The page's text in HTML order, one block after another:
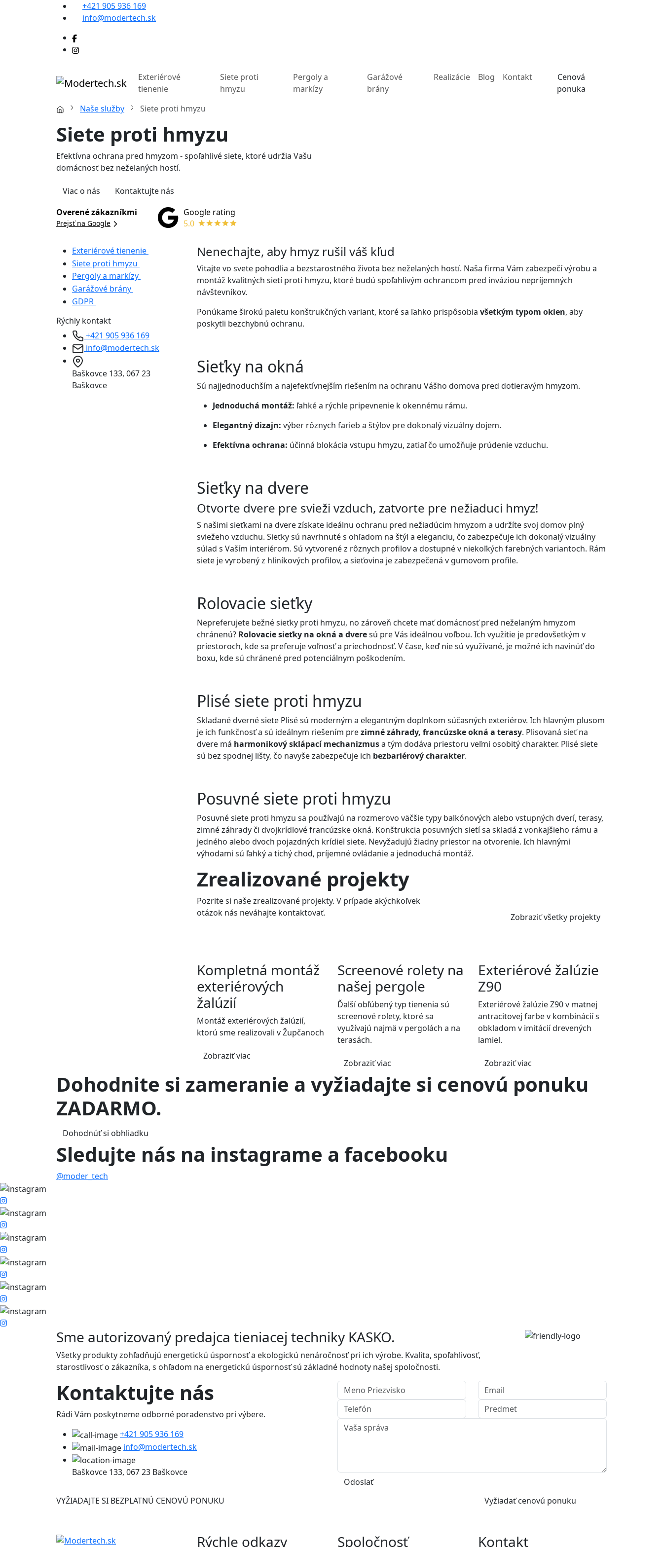
+421 905 936 169
info@modertech.sk
Exteriérové
tienenie
Siete proti
hmyzu
Pergoly a
markízy
Garážové
brány
Realizácie Blog Kontakt
Cenová
ponuka
Naše služby
Siete proti hmyzu
Siete proti hmyzu
Efektívna ochrana pred hmyzom - spoľahlivé siete, ktoré udržia Vašu
domácnosť bez neželaných hostí.
Viac o nás
Kontaktujte nás
Overené zákazníkmi
Prejsť na Google
Google rating
5.0
Exteriérové tienenie
Siete proti hmyzu
Pergoly a markízy
Garážové brány
GDPR
Rýchly kontakt
+421 905 936 169
info@modertech.sk
Baškovce 133, 067 23
Baškovce
Nenechajte, aby hmyz rušil váš kľud
Vitajte vo svete pohodlia a bezstarostného života bez neželaných hostí. Naša firma Vám zabezpečí výrobu a
montáž kvalitných sietí proti hmyzu, ktoré budú spoľahlivým ochrancom pred inváziou nepríjemných
návštevníkov.
Ponúkame širokú paletu konštrukčných variant, ktoré sa ľahko prispôsobia všetkým typom okien, aby
poskytli bezchybnú ochranu.
Sieťky na okná
Sú najjednoduchším a najefektívnejším riešením na ochranu Vášho domova pred dotieravým hmyzom.
Jednoduchá montáž: ľahké a rýchle pripevnenie k okennému rámu.
Elegantný dizajn: výber rôznych farieb a štýlov pre dokonalý vizuálny dojem.
Efektívna ochrana: účinná blokácia vstupu hmyzu, zatiaľ čo umožňuje prúdenie vzduchu.
Sieťky na dvere
Otvorte dvere pre svieži vzduch, zatvorte pre nežiaduci hmyz!
S našimi sieťkami na dvere získate ideálnu ochranu pred nežiadúcim hmyzom a udržíte svoj domov plný
sviežeho vzduchu. Sieťky sú navrhnuté s ohľadom na štýl a eleganciu, čo zabezpečuje ich dokonalý vizuálny
súlad s Vaším interiérom. Sú vytvorené z rôznych profilov a dostupné v niekoľkých farebných variantoch. Rám
siete je vyrobený z hliníkových profilov, a sieťovina je zabezpečená v gumovom profile.
Rolovacie sieťky
Nepreferujete bežné sieťky proti hmyzu, no zároveň chcete mať domácnosť pred neželaným hmyzom
chránenú? Rolovacie sieťky na okná a dveresú pre Vás ideálnou voľbou. Ich využitie je predovšetkým v
priestoroch, kde sa preferuje voľnosť a priechodnosť. V čase, keď nie sú využívané, je možné ich navinúť do
boxu, kde sú chránené pred potenciálnym poškodením.
Plisé siete proti hmyzu
Skladané dverné siete Plisé sú moderným a elegantným doplnkom súčasných exteriérov. Ich hlavným plusom
je ich funkčnosť a sú ideálnym riešením prezimné záhrady, francúzske okná a terasy. Plisovaná sieť na
dvere má harmonikový sklápací mechanizmusa tým dodáva priestoru veľmi osobitý charakter. Plisé siete
sú bez spodnej lišty, čo navyše zabezpečuje ich bezbariérový charakter.
Posuvné siete proti hmyzu
Posuvné siete proti hmyzu sa používajú na rozmerovo väčšie typy balkónových alebo vstupných dverí, terasy,
zimné záhrady či dvojkrídlové francúzske okná. Konštrukcia posuvných sietí sa skladá z vonkajšieho rámu a
jedného alebo dvoch pojazdných krídiel siete. Nevyžadujú žiadny priestor na otvorenie. Ich hlavnými
výhodami sú ľahký a tichý chod, príjemné ovládanie a jednoduchá montáž.
Zrealizované projekty
Pozrite si naše zrealizované projekty. V prípade akýchkoľvek
otázok nás neváhajte kontaktovať.
Zobraziť všetky projekty
Kompletná montáž
exteriérových
žalúzií
Montáž exteriérových žalúzií,
ktorú sme realizovali v Župčanoch
Zobraziť viac
Screenové rolety na
našej pergole
Ďalší obľúbený typ tienenia sú
screenové rolety, ktoré sa
využívajú najmä v pergolách a na
terasách.
Zobraziť viac
Exteriérové žalúzie
Z90
Exteriérové žalúzie Z90 v matnej
antracitovej farbe v kombinácií s
obkladom v imitácií drevených
lamiel.
Zobraziť viac
Dohodnite si zameranie a vyžiadajte si cenovú ponuku
ZADARMO.
Dohodnúť si obhliadku
Sledujte nás na instagrame a facebooku
@moder_tech
Sme autorizovaný predajca tieniacej techniky KASKO.
Všetky produkty zohľadňujú energetickú úspornosť a ekologickú nenáročnosť pri ich výrobe. Kvalita, spoľahlivosť,
starostlivosť o zákazníka, s ohľadom na energetickú úspornosť sú základné hodnoty našej spoločnosti.
Kontaktujte nás
Rádi Vám poskytneme odborné poradenstvo pri výbere.
+421 905 936 169
info@modertech.sk
Baškovce 133, 067 23 Baškovce
Odoslať
VYŽIADAJTE SI BEZPLATNÚ CENOVÚ PONUKU Vyžiadať cenovú ponuku
Rýchle odkazy Spoločnosť Kontakt